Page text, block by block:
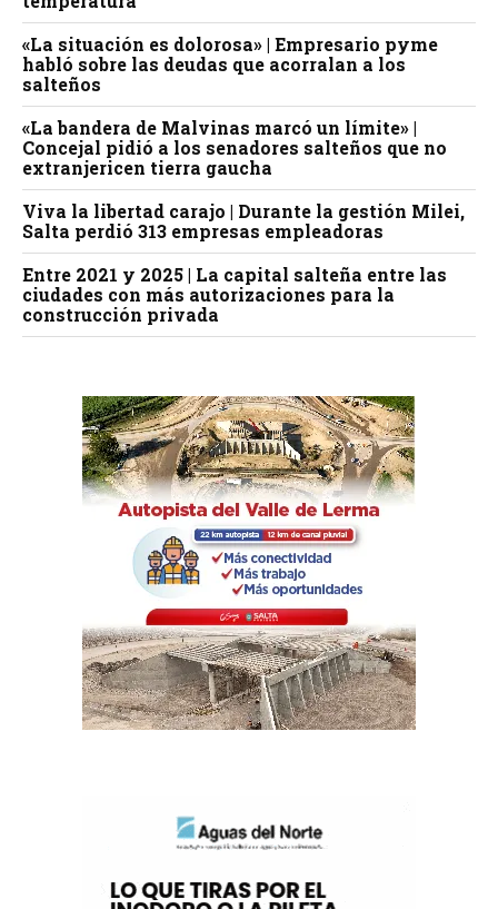
«La situación es dolorosa» | Empresario pyme
habló sobre las deudas que acorralan a los
salteños
«La bandera de Malvinas marcó un límite» |
Concejal pidió a los senadores salteños que no
extranjericen tierra gaucha
Viva la libertad carajo | Durante la gestión Milei,
Salta perdió 313 empresas empleadoras
Entre 2021 y 2025 | La capital salteña entre las
ciudades con más autorizaciones para la
construcción privada